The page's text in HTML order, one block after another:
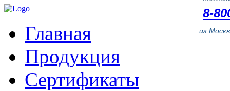
8-
из
Главная
Продукция
Сертификаты